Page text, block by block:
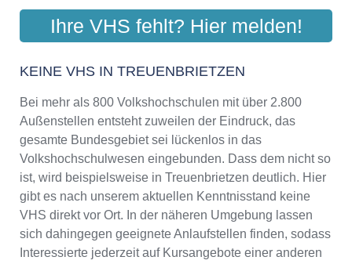
Ihre VHS fehlt? Hier melden!
KEINE VHS IN TREUENBRIETZEN
Bei mehr als 800 Volkshochschulen mit über 2.800
Außenstellen entsteht zuweilen der Eindruck, das
gesamte Bundesgebiet sei lückenlos in das
Volkshochschulwesen eingebunden. Dass dem nicht so
ist, wird beispielsweise in Treuenbrietzen deutlich. Hier
gibt es nach unserem aktuellen Kenntnisstand keine
VHS direkt vor Ort. In der näheren Umgebung lassen
sich dahingegen geeignete Anlaufstellen finden, sodass
Interessierte jederzeit auf Kursangebote einer anderen